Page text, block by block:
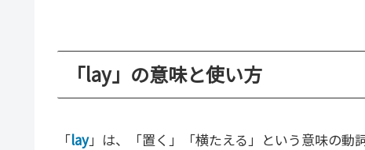
「lay」の意味と使い方
「lay」は、「置く」「横たえる」という意味の動